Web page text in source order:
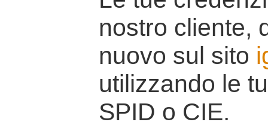
nostro cliente,
nuovo sul sito
utilizzando le
SPID o CIE.